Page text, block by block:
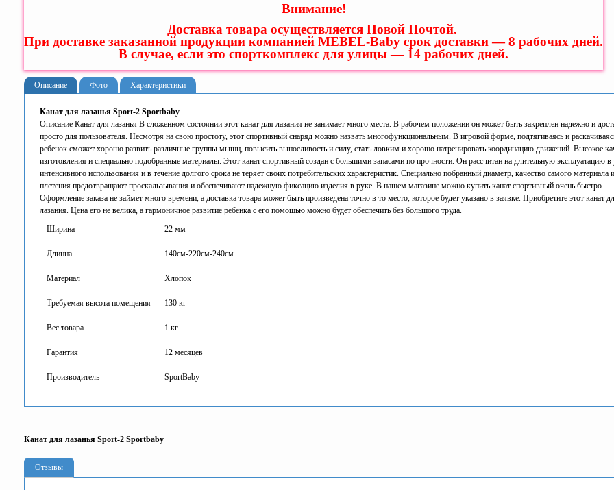
Внимание!
Доставка товара осуществляется Новой Почтой.
При доставке заказанной продукции компанией MEBEL-Baby срок доставки — 8 рабочих дней.
В случае, если это спорткомплекс для улицы — 14 рабочих дней.
Описание Фото Характеристики
Канат для лазанья Sport-2 Sportbaby
Описание Канат для лазанья В сложенном состоянии этот канат для лазания не занимает много места. В рабочем положении он может быть закреплен надежно и
просто для пользователя. Несмотря на свою простоту, этот спортивный снаряд можно назвать многофункциональным. В игровой форме, подтягиваясь и
ребенок сможет хорошо развить различные группы мышц, повысить выносливость и силу, стать ловким и хорошо натренировать координацию движений. Высокое
изготовления и специально подобранные материалы. Этот канат спортивный создан с большими запасами по прочности. Он рассчитан на длительную эксплуатацию в
интенсивного использования и в течение долгого срока не теряет своих потребительских характеристик. Специально побранный диаметр, качество самого материала
плетения предотвращают проскальзывания и обеспечивают надежную фиксацию изделия в руке. В нашем магазине можно купить канат спортивный очень быстро.
Оформление заказа не займет много времени, а доставка товара может быть произведена точно в то место, которое будет указано в заявке. Приобретите этот канат
лазания. Цена его не велика, а гармоничное развитие ребенка с его помощью можно будет обеспечить без большого труда.
Ширина
22 мм
Длинна 140см-220см-240см
Материал Хлопок
Требуемая высота помещения 130 кг
Вес товара 1 кг
Гарантия 12 месяцев
Производитель SportBaby
Канат для лазанья Sport-2 Sportbaby
Отзывы